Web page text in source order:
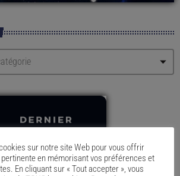
sur notre site Web pour vous offrir
en mémorisant vos préférences et
En cliquant sur « Tout accepter », vous